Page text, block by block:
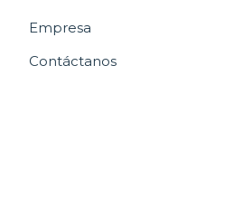
Empresa
Contáctanos